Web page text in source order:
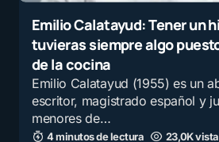
Emilio Calatayud: Tener un
tuvieras siempre algo
de la cocina
Emilio Calatayud (1955) es un
escritor, magistrado español y
menores de…
4 minutos de lectura 23,0K